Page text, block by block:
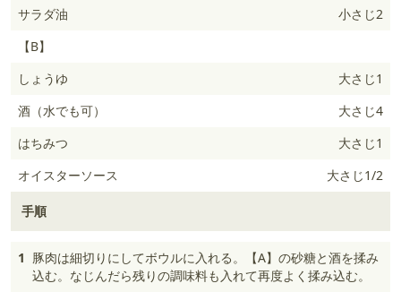
サラダ油
小さじ2
【B】
しょうゆ
大さじ1
酒（水でも可）
大さじ4
はちみつ
大さじ1
オイスターソース
大さじ1/2
手順
1 豚肉は細切りにしてボウルに入れる。【A】の砂糖と酒を揉み
込む。なじんだら残りの調味料も入れて再度よく揉み込む。